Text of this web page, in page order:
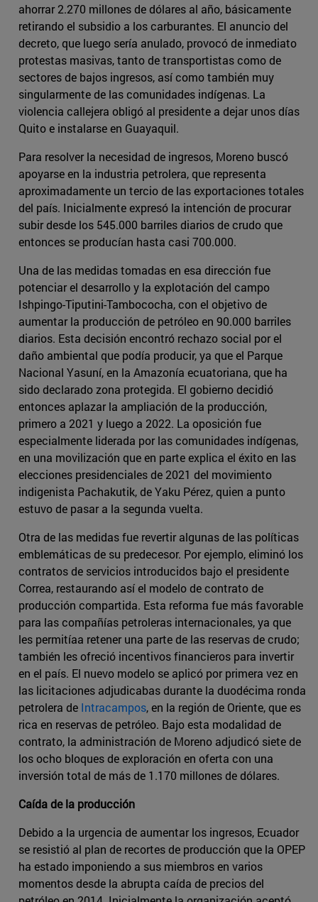
ahorrar 2.270 millones de dólares al año, básicamente
retirando el subsidio a los carburantes. El anuncio del
decreto, que luego sería anulado, provocó de inmediato
protestas masivas, tanto de transportistas como de
sectores de bajos ingresos, así como también muy
singularmente de las comunidades indígenas. La
violencia callejera obligó al presidente a dejar unos días
Quito e instalarse en Guayaquil.
Para resolver la necesidad de ingresos, Moreno buscó
apoyarse en la industria petrolera, que representa
aproximadamente un tercio de las exportaciones totales
del país. Inicialmente expresó la intención de procurar
subir desde los 545.000 barriles diarios de crudo que
entonces se producían hasta casi 700.000.
Una de las medidas tomadas en esa dirección fue
potenciar el desarrollo y la explotación del campo
Ishpingo-Tiputini-Tambococha, con el objetivo de
aumentar la producción de petróleo en 90.000 barriles
diarios. Esta decisión encontró rechazo social por el
daño ambiental que podía producir, ya que el Parque
Nacional Yasuní, en la Amazonía ecuatoriana, que ha
sido declarado zona protegida. El gobierno decidió
entonces aplazar la ampliación de la producción,
primero a 2021 y luego a 2022. La oposición fue
especialmente liderada por las comunidades indígenas,
en una movilización que en parte explica el éxito en las
elecciones presidenciales de 2021 del movimiento
indigenista Pachakutik, de Yaku Pérez, quien a punto
estuvo de pasar a la segunda vuelta.
Otra de las medidas fue revertir algunas de las políticas
emblemáticas de su predecesor. Por ejemplo, eliminó los
contratos de servicios introducidos bajo el presidente
Correa, restaurando así el modelo de contrato de
producción compartida. Esta reforma fue más favorable
para las compañías petroleras internacionales, ya que
les permitíaa retener una parte de las reservas de crudo;
también les ofreció incentivos financieros para invertir
en el país. El nuevo modelo se aplicó por primera vez en
las licitaciones adjudicabas durante la duodécima ronda
petrolera de Intracampos, en la región de Oriente, que es
rica en reservas de petróleo. Bajo esta modalidad de
contrato, la administración de Moreno adjudicó siete de
los ocho bloques de exploración en oferta con una
inversión total de más de 1.170 millones de dólares.
Caída de la producción
Debido a la urgencia de aumentar los ingresos, Ecuador
se resistió al plan de recortes de producción que la OPEP
ha estado imponiendo a sus miembros en varios
momentos desde la abrupta caída de precios del